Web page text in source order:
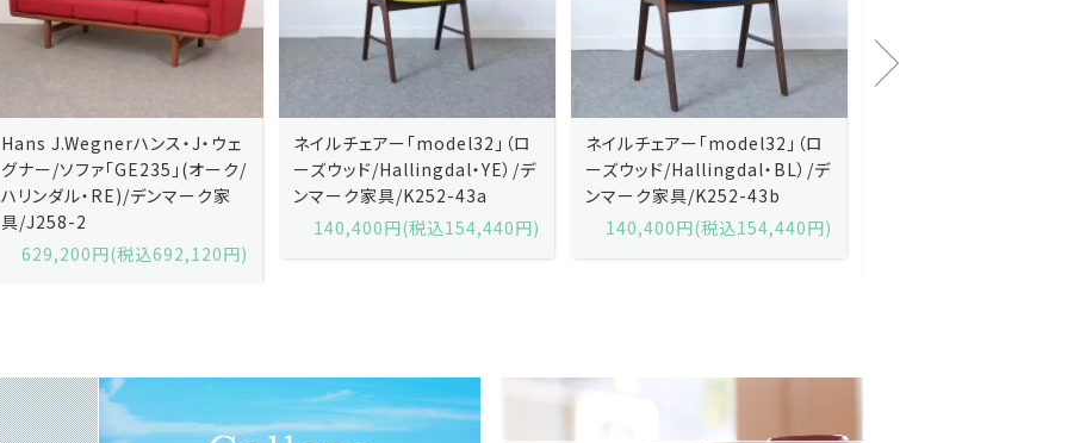
ネイルチェアー「model32」（ロ
ーズウッド/Hallingdal・YE）/デ
ンマーク家具/K252-43a
140,400円(税込154,440円)
ネイルチェアー「model32」（ロ
ーズウッド/Hallingdal・BL）/デ
ンマーク家具/K252-43b
140,400円(税込154,440円)
Kai Kristiansenカイ・クリスチ
ャンセン/ダイニングチェアー
「No.42」（ローズウッド・レザー
黒）/デンマーク家具/J252-57j